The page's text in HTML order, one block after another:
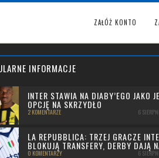
ZAŁÓŻ KONTO
INFORMACJE
INTER STAWIA NA DIABY’EGO JAKO
OPCJĘ NA SKRZYDŁO
2 KOMENTARZE 6
LA REPUBBLICA: TRZEJ GRACZE
BLOKUJĄ TRANSFERY, DERBY DAJĄ
0 KOMENTARZY 6